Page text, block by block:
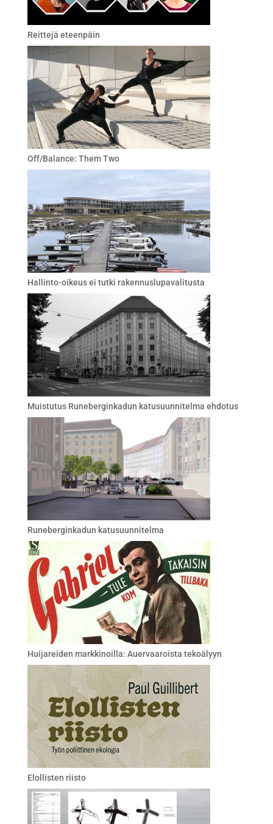
Reittejä eteenpäin
Off/Balance: Them Two
Hallinto-oikeus ei tutki rakennuslupavalitusta
Muistutus Runeberginkadun katusuunnitelma ehdotus
Runeberginkadun katusuunnitelma
Huijareiden markkinoilla: Auervaaroista tekoälyyn
Elollisten riisto